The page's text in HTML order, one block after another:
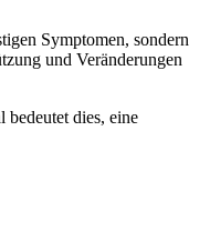
Symptomen, sondern
und Veränderungen
bedeutet dies, eine